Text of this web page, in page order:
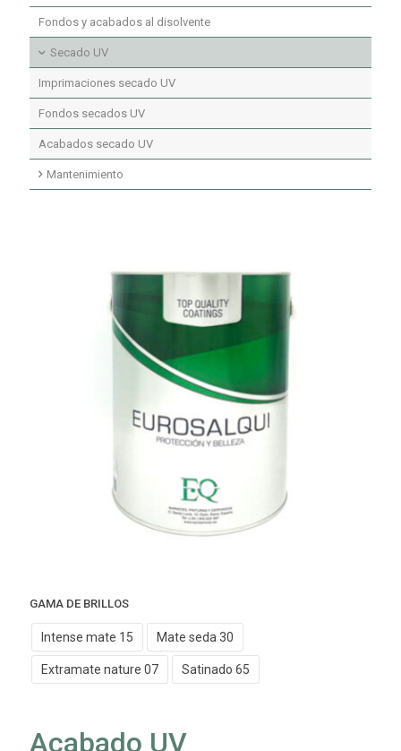
Fondos y acabados al disolvente
Secado UV
Imprimaciones secado UV
Fondos secados UV
Acabados secado UV
Mantenimiento
GAMA DE BRILLOS
Intense mate 15 Mate seda 30
Extramate nature 07 Satinado 65
Acabado UV